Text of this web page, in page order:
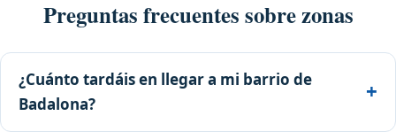
Preguntas frecuentes sobre zonas
¿Cuánto tardáis en llegar a mi barrio de
Badalona?